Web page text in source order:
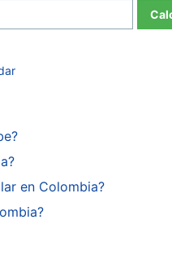
en Colombia?